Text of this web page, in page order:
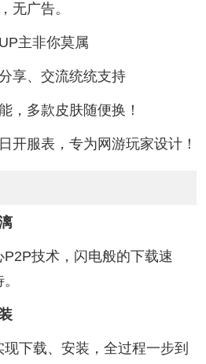
无广告。
主非你莫属
享、交流统统支持
，多款皮肤随便换！
开服表，专为网游玩家设计！
技术，闪电般的下载速
下载、安装，全过程一步到